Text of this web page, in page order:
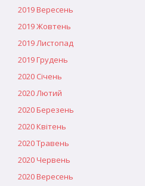
2019 Вересень
2019 Жовтень
2019 Листопад
2019 Грудень
2020 Січень
2020 Лютий
2020 Березень
2020 Квітень
2020 Травень
2020 Червень
2020 Вересень